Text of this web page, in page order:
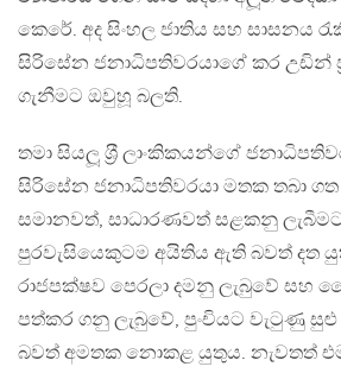
කෙරේ. අද සිංහල ජාතිය සහ සාසනය
සිරිසේන ජනාධිපතිවරයාගේ කර උඩින්
ගැනීමට ඔවුහූ බලති.
තමා සියලූ ශ‍්‍රී ලාංකිකයන්ගේ
සිරිසේන ජනාධිපතිවරයා මතක තබා
සමානවත්, සාධාරණවත් සළකනු
පුරවැසියෙකුටම අයිතිය ඇති බවත් දත
රාජපක්ෂව පෙරලා දමනු ලැබුවේ සහ
පත්කර ගනු ලැබුවේ, පුංචියට වැටුණු
බවත් අමතක නොකළ යුතුය. නැවතත්